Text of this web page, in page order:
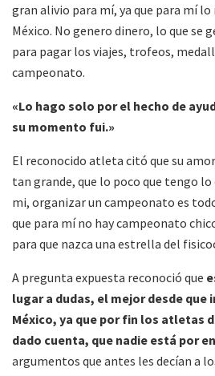
gran alivio para mí, ya que para mí lo
México. No genero dinero, lo que se
para pagar los viajes, trofeos,
campeonato.
«Lo hago solo por el hecho de
su momento fui.»
El reconocido atleta citó que su
tan grande, que lo poco que tengo lo
mi, organizar un campeonato es
que para mí no hay campeonato
para que nazca una estrella del
A pregunta expuesta reconoció que
lugar a dudas, el mejor desde que
México, ya que por fin los atletas
dado cuenta, que nadie está por
argumentos que antes les decían a